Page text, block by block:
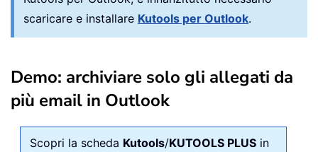
scaricare e installare Kutools per Outlook.
Demo: archiviare solo gli allegati da
più email in Outlook
Scopri la scheda Kutools/KUTOOLS PLUS in